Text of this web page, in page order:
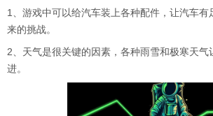
1、游戏中可以给汽车装上各种配件，让汽车有
来的挑战。
2、天气是很关键的因素，各种雨雪和极寒天气
进。